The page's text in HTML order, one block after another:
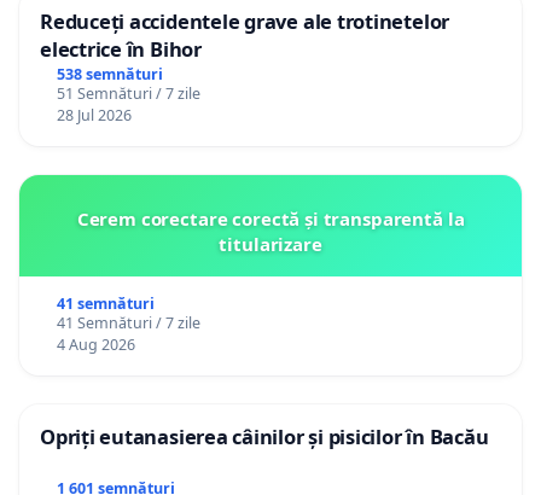
Reduceți accidentele grave ale trotinetelor
electrice în Bihor
538 semnături
51 Semnături / 7 zile
28 Jul 2026
Cerem corectare corectă și transparentă la
titularizare
41 semnături
41 Semnături / 7 zile
4 Aug 2026
Opriți eutanasierea câinilor și pisicilor în Bacău
1 601 semnături